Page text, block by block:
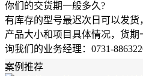
你们的交货期一般多久?
有库存的型号最迟次日可以发
产品大小和项目具体情况，货期
询我们的业务经理：0731-
案例推荐